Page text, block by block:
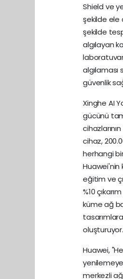
Shield ve
şekilde ele
şekilde
algılayan
güvenlik
Xinghe AI
gücünü
cihaz,
herhangi
Huawei'nin
eğitim ve
%10
küme ağ
oluşturuyor.
Huawei,
merkezli